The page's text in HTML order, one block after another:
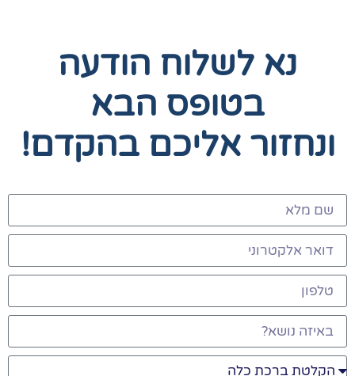
נא לשלוח הודעה
בטופס הבא
ונחזור אליכם בהקדם!